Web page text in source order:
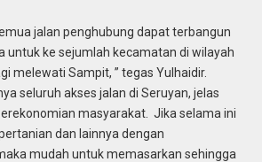
jalan penghubung dapat terbangun
untuk ke sejumlah kecamatan di wilayah
melewati Sampit, ” tegas Yulhaidir.
seluruh akses jalan di Seruyan, jelas
masyarakat. Jika selama ini
dan lainnya dengan
mudah untuk memasarkan sehingga